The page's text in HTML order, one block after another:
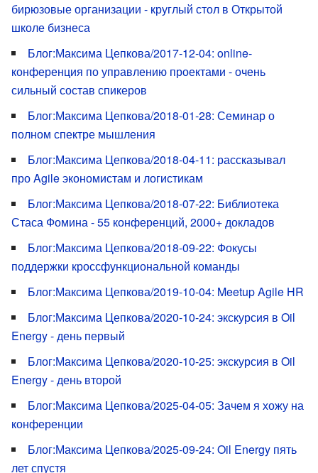
бирюзовые организации - круглый стол в Открытой
школе бизнеса
Блог:Максима Цепкова/2017-12-04: online-
конференция по управлению проектами - очень
сильный состав спикеров
Блог:Максима Цепкова/2018-01-28: Семинар о
полном спектре мышления
Блог:Максима Цепкова/2018-04-11: рассказывал
про Agile экономистам и логистикам
Блог:Максима Цепкова/2018-07-22: Библиотека
Стаса Фомина - 55 конференций, 2000+ докладов
Блог:Максима Цепкова/2018-09-22: Фокусы
поддержки кроссфункциональной команды
Блог:Максима Цепкова/2019-10-04: Meetup Agile HR
Блог:Максима Цепкова/2020-10-24: экскурсия в Oil
Energy - день первый
Блог:Максима Цепкова/2020-10-25: экскурсия в Oil
Energy - день второй
Блог:Максима Цепкова/2025-04-05: Зачем я хожу на
конференции
Блог:Максима Цепкова/2025-09-24: Oil Energy пять
лет спустя